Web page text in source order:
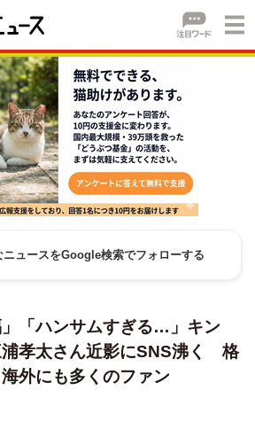
ニュースをGoogle検索でフォローする
」「ハンサムすぎる…」キン
浦孝太さん近影にSNS沸く 格
外にも多くのファン